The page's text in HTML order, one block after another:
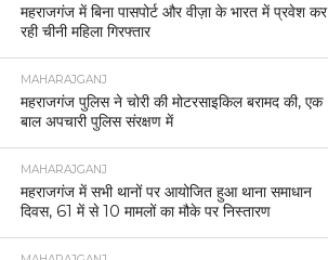
महराजगंज में बिना पासपोर्ट और वीज़ा के भारत में प्रवेश कर
रही चीनी महिला गिरफ्तार
MAHARAJGANJ
महराजगंज पुलिस ने चोरी की मोटरसाइकिल बरामद की, एक
बाल अपचारी पुलिस संरक्षण में
MAHARAJGANJ
महराजगंज में सभी थानों पर आयोजित हुआ थाना समाधान
दिवस, 61 में से 10 मामलों का मौके पर निस्तारण